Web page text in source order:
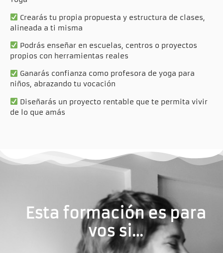
Crearás tu propia propuesta y estructura de clases,
alineada a ti misma
Podrás enseñar en escuelas, centros o proyectos
propios con herramientas reales
Ganarás confianza como profesora de yoga para
niños, abrazando tu vocación
Diseñarás un proyecto rentable que te permita vivir
de lo que amás
Esta formación es para
vos si…